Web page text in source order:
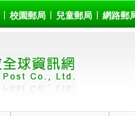
校園郵局 兒童郵局 網路郵